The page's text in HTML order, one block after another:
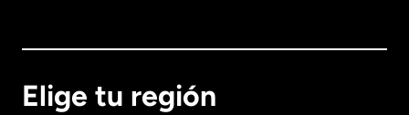
Elige tu región